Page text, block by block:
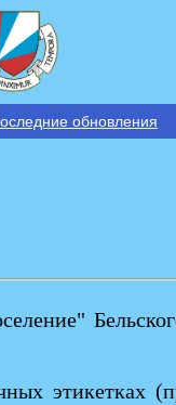
обновления
этикетках